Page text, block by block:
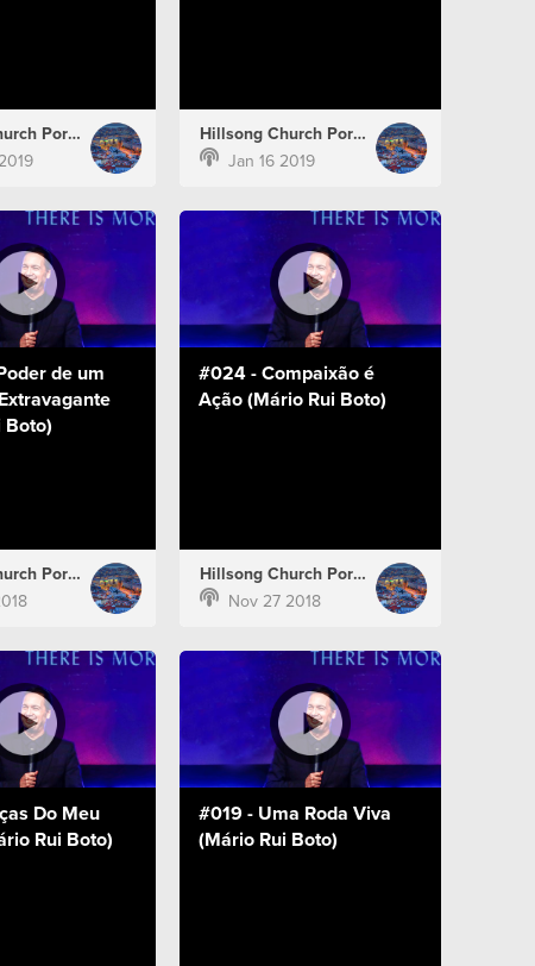
Hillsong Church Portugal
Hillsong Church Portugal
Jan 16 2019
de um
Boto)
Hillsong Church Portugal
#024 - Compaixão é
Ação (Mário Rui Boto)
Hillsong Church Portugal
Nov 27 2018
Do Meu
Rui Boto)
#019 - Uma Roda Viva
(Mário Rui Boto)